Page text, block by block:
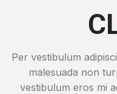
Per vestibulum
malesuada non
vestibulum eros mi